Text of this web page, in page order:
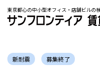
東京都心の中小型オフィス・店舗ビルの
新耐震 募集終了